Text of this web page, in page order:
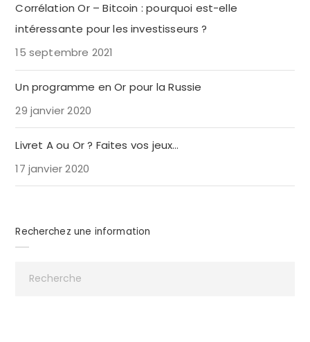
Corrélation Or – Bitcoin : pourquoi est-elle
intéressante pour les investisseurs ?
15 septembre 2021
Un programme en Or pour la Russie
29 janvier 2020
Livret A ou Or ? Faites vos jeux…
17 janvier 2020
Recherchez une information